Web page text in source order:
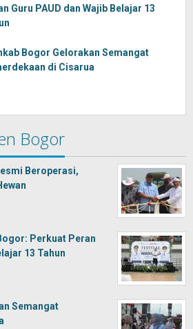
Guru PAUD dan Wajib Belajar 13
Bogor Gelorakan Semangat
di Cisarua
Bogor
Beroperasi,
Perkuat Peran
13 Tahun
Semangat